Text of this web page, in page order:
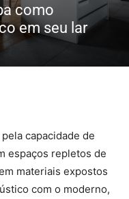
como
em seu lar
capacidade de
espaços repletos de
materiais expostos
com o moderno,